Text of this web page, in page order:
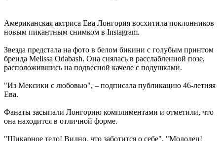
Американская актриса Ева Лонгория восхитила поклонников
новым пикантным снимком в Instagram.
Звезда предстала на фото в белом бикини с голубым принтом
бренда Melissa Odabash. Она снялась в расслабленной позе,
расположившись на подвесной качеле с подушками.
"Из Мексики с любовью", – подписала публикацию 46-летняя
Ева.
Фанаты засыпали Лонгорию комплиментами и отметили, что
она находится в отличной форме.
"Шикарное тело! Видно, что заботится о себе", "Молодец!